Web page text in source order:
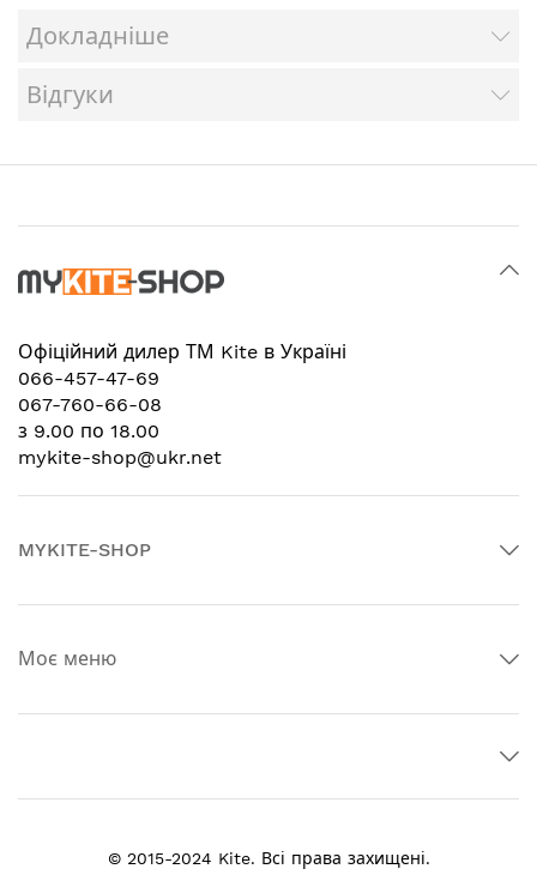
Докладніше
Відгуки
Офіційний дилер ТМ Kite в Україні
066-457-47-69
067-760-66-08
з 9.00 по 18.00
mykite-shop@ukr.net
MYKITE-SHOP
Моє меню
© 2015-2024 Kite. Всі права захищені.